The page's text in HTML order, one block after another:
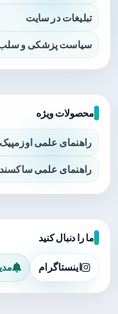
تبلیغات در سایت
سیاست پزشکی و
محصولات ویژه
راهنمای علمی اوزمپیک
راهنمای علمی
ما را دنبال کنید
اینستاگرام